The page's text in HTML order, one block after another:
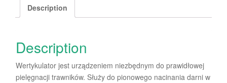
Description
Description
Wertykulator jest urządzeniem niezbędnym do prawidłowej
pielęgnacji trawników. Służy do pionowego nacinania darni w